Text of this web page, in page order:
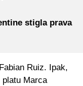
stigla prava
Ruiz. Ipak,
Marca